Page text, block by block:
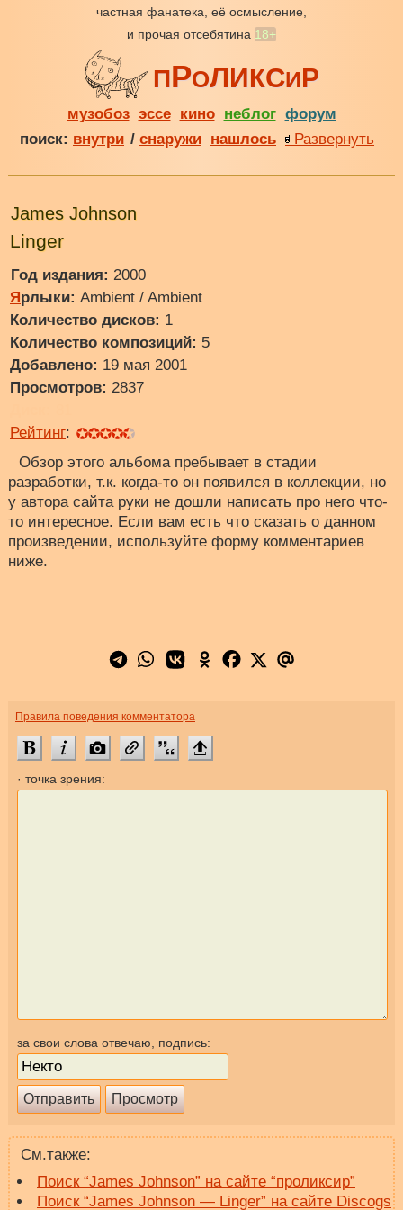
частная фанатека, её осмысление,
и прочая отсебятина 18+
ПРОЛИКСИР
музобоз эссе кино неблог форум
поиск: внутри / снаружи нашлось Развернуть
James Johnson
Linger
Год издания: 2000
Ярлыки: Ambient / Ambient
Количество дисков: 1
Количество композиций: 5
Добавлено: 19 мая 2001
Просмотров: 2837
Рейтинг:
Обзор этого альбома пребывает в стадии
разработки, т.к. когда-то он появился в коллекции, но
у автора сайта руки не дошли написать про него что-
то интересное. Если вам есть что сказать о данном
произведении, используйте форму комментариев
ниже.
Правила поведения комментатора
· точка зрения:
за свои слова отвечаю, подпись:
См.также:
Поиск “James Johnson” на сайте “проликсир”
Поиск “James Johnson — Linger” на сайте Discogs